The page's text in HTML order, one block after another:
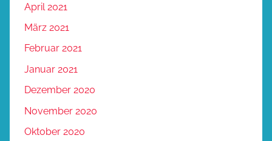
April 2021
März 2021
Februar 2021
Januar 2021
Dezember 2020
November 2020
Oktober 2020